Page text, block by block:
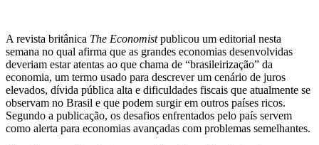
A revista britânica The Economistpublicou um editorial nesta
semana no qual afirma que as grandes economias desenvolvidas
deveriam estar atentas ao que chama de “brasileirização” da
economia, um termo usado para descrever um cenário de juros
elevados, dívida pública alta e dificuldades fiscais que atualmente se
observam no Brasil e que podem surgir em outros países ricos.
Segundo a publicação, os desafios enfrentados pelo país servem
como alerta para economias avançadas com problemas semelhantes.